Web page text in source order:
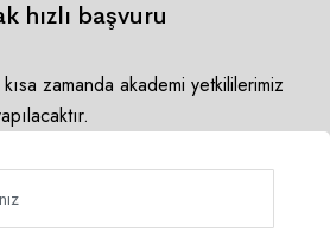
hızlı başvuru
zamanda akademi yetkililerimiz